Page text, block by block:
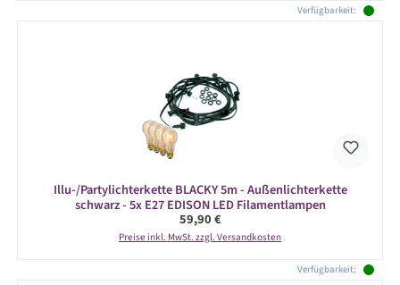
Verfügbarkeit:
Illu-/Partylichterkette BLACKY 5m - Außenlichterkette
schwarz - 5x E27 EDISON LED Filamentlampen
Regulärer Preis:
59,90 €
Preise inkl. MwSt. zzgl. Versandkosten
Verfügbarkeit: